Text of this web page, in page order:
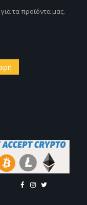
τα προϊόντα μας.